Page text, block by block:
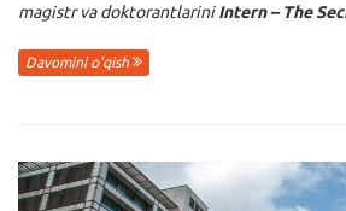
magistr va doktorantlariniIntern – The
Davomini o'qish